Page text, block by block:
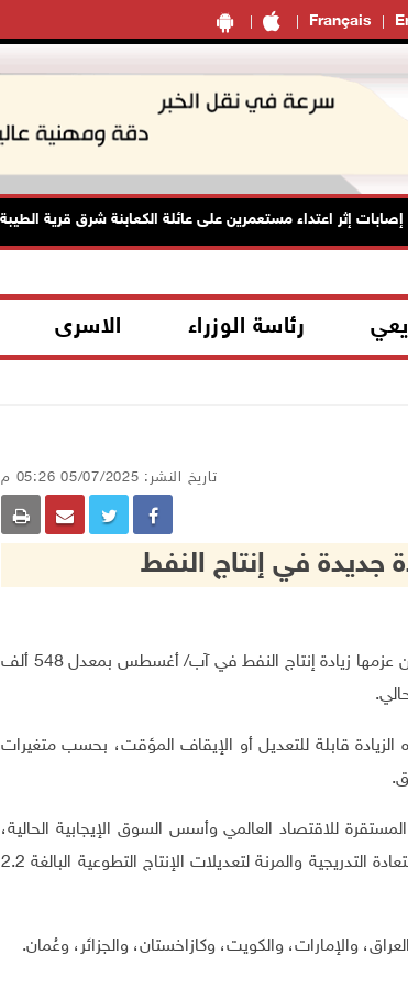
Français
رئاسة الوزراء الاسرى
تاريخ النشر: 05/07/2025 05:26 م
جديدة في إنتاج النفط
الرياض 5-7-2025 وفا- أعلن تحالف دول "أوبك بلس"، عن عزمها زيادة إنتاج النفط في آب/ أغسطس بمعدل 548 ألف
.
قابلة للتعديل أو الإيقاف المؤقت، بحسب متغيرات
.
للاقتصاد العالمي وأسس السوق الإيجابية الحالية،
وبناءً على ما اتفق عليه في كانون الأول 2024 بشأن الاستعادة التدريجية والمرنة لتعديلات الإنتاج التطوعية البالغة 2.2
.